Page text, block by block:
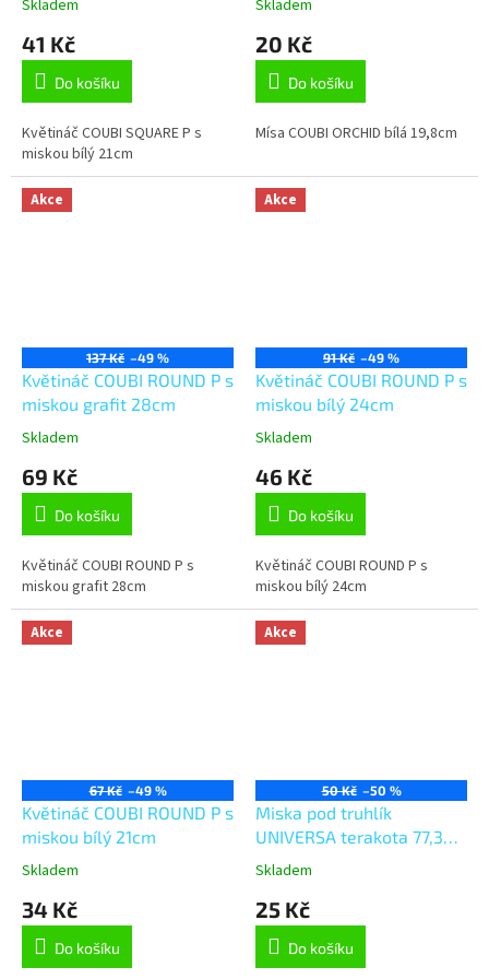
Skladem
41 Kč
Do košíku
Květináč COUBI SQUARE P s
miskou bílý 21cm
Skladem
20 Kč
Do košíku
Mísa COUBI ORCHID bílá 19,8cm
Akce
137 Kč –49 %
Květináč COUBI ROUND P s
miskou grafit 28cm
Skladem
69 Kč
Do košíku
Květináč COUBI ROUND P s
miskou grafit 28cm
Akce
91 Kč –49 %
Květináč COUBI ROUND P s
miskou bílý 24cm
Skladem
46 Kč
Do košíku
Květináč COUBI ROUND P s
miskou bílý 24cm
Akce
67 Kč –49 %
Květináč COUBI ROUND P s
miskou bílý 21cm
Skladem
34 Kč
Do košíku
Akce
50 Kč –50 %
Miska pod truhlík
UNIVERSA terakota 77,3
cm
Skladem
25 Kč
Do košíku